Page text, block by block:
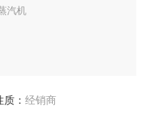
汽机
： 经销商